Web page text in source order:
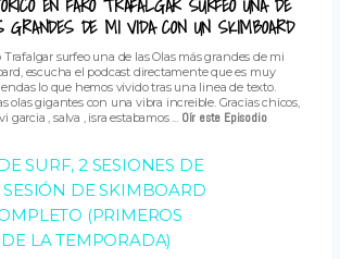
DE MI VIDA CON UN SKIMBOARD
surfeo una de las Olas más grandes de mi
escucha el podcast directamente que es muy
lo que hemos vivido tras una linea de texto.
olas gigantes con una vibra increible. Gracias chicos,
garcia , salva , isra estabamos ... Oír este Episodio